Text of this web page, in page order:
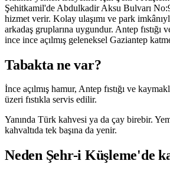
Şehitkamil'de Abdulkadir Aksu Bulvarı
hizmet verir. Kolay ulaşımı ve park
arkadaş gruplarına uygundur. Antep fıstığı
ince ince açılmış geleneksel Gaziantep
Tabakta ne var?
İnce açılmış hamur, Antep fıstığı ve
üzeri fıstıkla servis edilir.
Yanında Türk kahvesi ya da çay birebir.
kahvaltıda tek başına da yenir.
Neden Şehr-i Küşleme'de